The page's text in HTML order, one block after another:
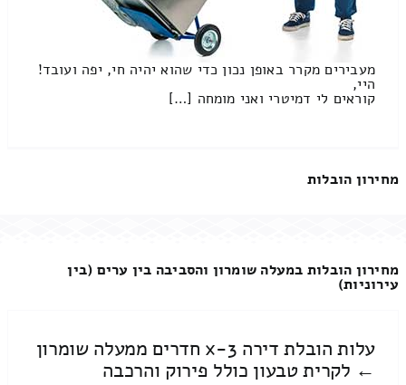
מעבירים מקרר באופן נכון כדי שהוא יהיה חי, יפה ועובד!
היי,
קוראים לי דמיטרי ואני מומחה […]
מחירון הובלות
מחירון הובלות במעלה שומרון והסביבה בין ערים (בין
עירוניות)
עלות הובלת דירה 3-x חדרים ממעלה שומרון
← לקרית טבעון כולל פירוק והרכבה